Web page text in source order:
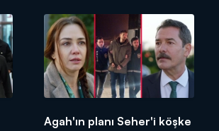
Agah'ın planı Seher'i köşke